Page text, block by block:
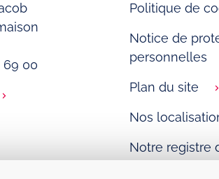
69 00
Politique de
Notice de
personnelles
Plan du site
Nos
Notre registre